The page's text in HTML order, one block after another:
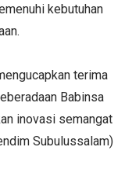
kebutuhan
terima
Babinsa
inovasi semangat
Subulussalam)